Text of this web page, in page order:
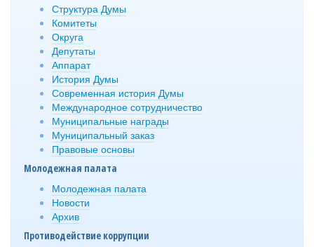
Структура Думы
Комитеты
Округа
Депутаты
Аппарат
История Думы
Современная история Думы
Международное сотрудничество
Муниципальные награды
Муниципальный заказ
Правовые основы
Молодежная палата
Молодежная палата
Новости
Архив
Противодействие коррупции